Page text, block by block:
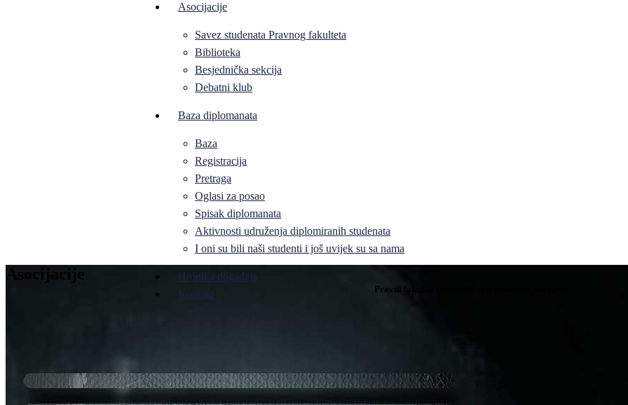
Asocijacije
Savez studenata Pravnog fakulteta
Biblioteka
Besjednička sekcija
Debatni klub
Baza diplomanata
Baza
Registracija
Pretraga
Oglasi za posao
Spisak diplomanata
Aktivnosti udruženja diplomiranih studenata
I oni su bili naši studenti i još uvijek su sa nama
Hronika događaja
Kontakt
Asocijacije
Pravni fakultet Univerziteta u Istočnom Sarajevu